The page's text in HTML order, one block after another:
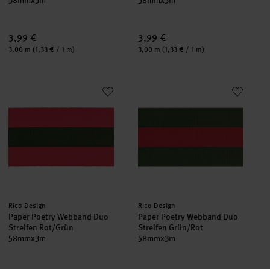
3,99 €
Inhalt:
3,00 m (1,33 € / 1 m)
3,99 €
Inhalt:
3,00 m (1,33 € / 1 m)
Paper Poetry Webband Duo Streifen Rot/Grün
Hersteller:
Rico Design
Paper Poetry Webband Duo
Streifen Rot/Grün
58mmx3m
Paper Poetry Webband Duo
Hersteller:
Rico Design
Paper Poetry Webband Duo
Streifen Grün/Rot
58mmx3m